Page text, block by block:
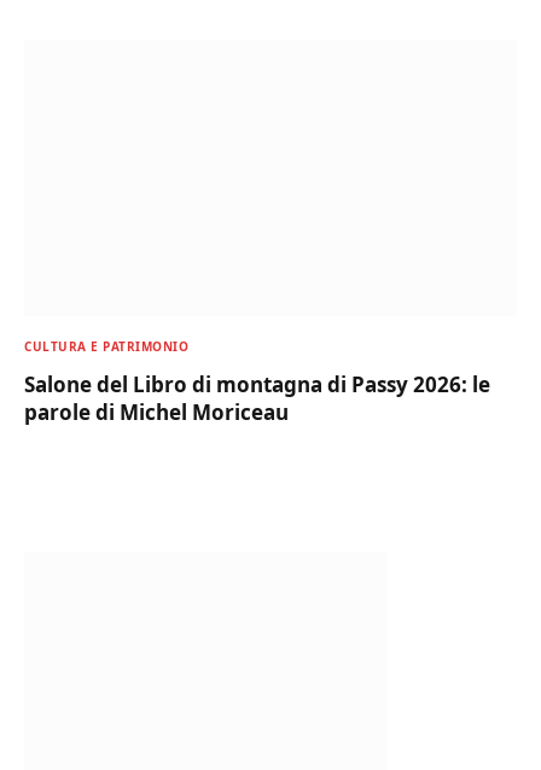
CULTURA E PATRIMONIO
Salone del Libro di montagna di Passy 2026: le
parole di Michel Moriceau